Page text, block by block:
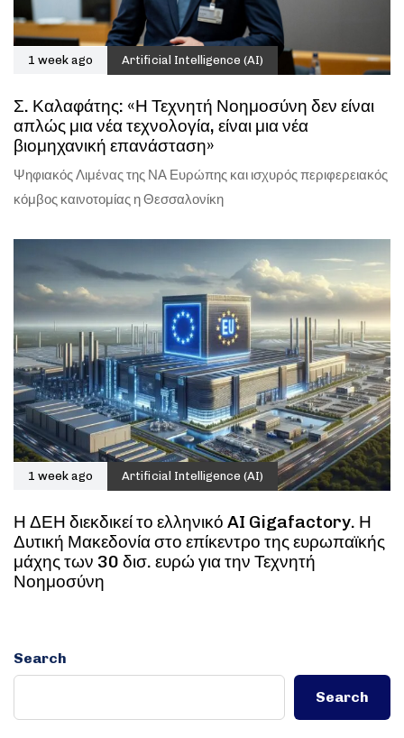
1 week ago Artificial Intelligence (AI)
Σ. Καλαφάτης: «Η Τεχνητή Νοημοσύνη δεν είναι
απλώς μια νέα τεχνολογία, είναι μια νέα
βιομηχανική επανάσταση»
Ψηφιακός Λιμένας της ΝΑ Ευρώπης και ισχυρός περιφερειακός
κόμβος καινοτομίας η Θεσσαλονίκη
1 week ago Artificial Intelligence (AI)
Η ΔΕΗ διεκδικεί το ελληνικό AI Gigafactory. Η
Δυτική Μακεδονία στο επίκεντρο της ευρωπαϊκής
μάχης των 30 δισ. ευρώ για την Τεχνητή
Νοημοσύνη
Search
Search